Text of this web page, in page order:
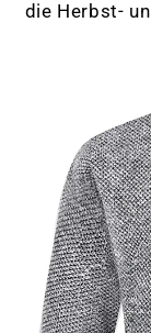
die Herbst-